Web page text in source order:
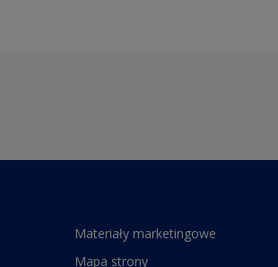
Materiały marketingowe
Mapa strony